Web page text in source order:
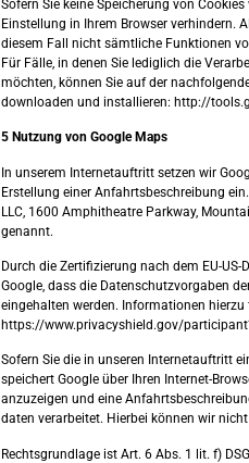
Sofern Sie keine Speicherung von
Einstellung in Ihrem Browser verhindern.
diesem Fall nicht sämtliche Funktionen
Für Fälle, in denen Sie lediglich die
möchten, können Sie auf der
downloaden und installieren: http://
5 Nutzung von Google Maps
In unserem Internetauftritt setzen wir
Erstellung einer Anfahrtsbeschreibung
LLC, 1600 Amphitheatre Parkway,
genannt.
Durch die Zertifizierung nach dem EU-
Google, dass die Datenschutzvorgaben
eingehalten werden. Informationen hierzu
https://www.privacyshield.gov/
Sofern Sie die in unseren Internetauftritt
speichert Google über Ihren Internet-
anzuzeigen und eine
daten verarbeitet. Hierbei können wir
Rechtsgrundlage ist Art. 6 Abs. 1 lit. f)